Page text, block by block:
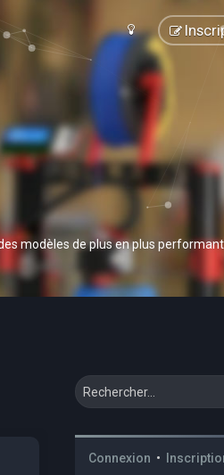
modèles de plus en plus
Connexion •